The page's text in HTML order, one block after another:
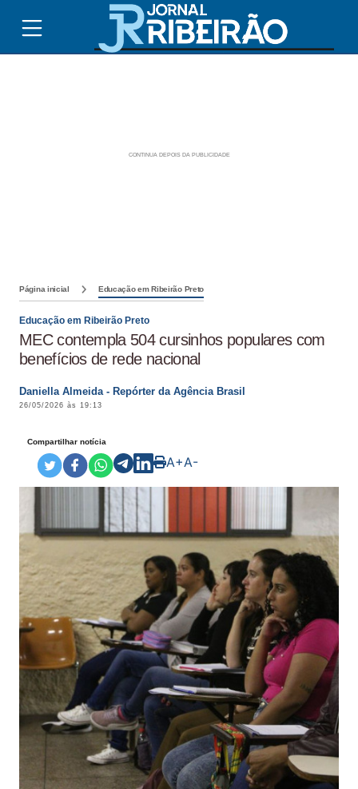
Página inicial Educação em Ribeirão Preto
Educação em Ribeirão Preto
MEC contempla 504 cursinhos populares com
benefícios de rede nacional
Daniella Almeida - Repórter da Agência Brasil
26/05/2026 às 19:13
Compartilhar notícia
A+A-